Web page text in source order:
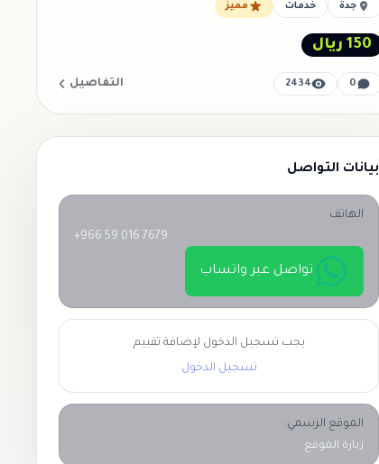
جدة خدمات مميز
150 ريال
0
2434 التفاصيل
بيانات التواصل
الهاتف
+966 59 016 7679
تواصل عبر واتساب
يجب تسجيل الدخول لإضافة تقييم
تسجيل الدخول
الموقع الرسمي:
زيارة الموقع